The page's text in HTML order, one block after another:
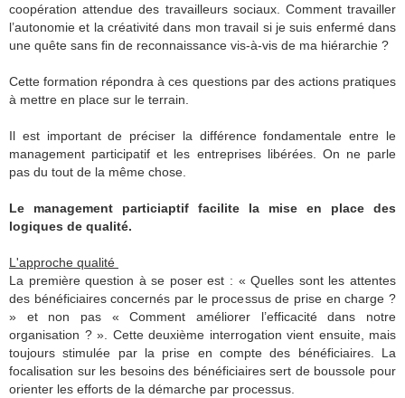
coopération attendue des travailleurs sociaux. Comment travailler
l’autonomie et la créativité dans mon travail si je suis enfermé dans
une quête sans fin de reconnaissance vis-à-vis de ma hiérarchie ?
Cette formation répondra à ces questions par des actions pratiques
à mettre en place sur le terrain.
Il est important de préciser la différence fondamentale entre le
management participatif et les entreprises libérées. On ne parle
pas du tout de la même chose.
Le management particiaptif facilite la mise en place des
logiques de qualité.
L'approche qualité
La première question à se poser est : « Quelles sont les attentes
des bénéficiaires concernés par le processus de prise en charge ?
» et non pas « Comment améliorer l’efficacité dans notre
organisation ? ». Cette deuxième interrogation vient ensuite, mais
toujours stimulée par la prise en compte des bénéficiaires. La
focalisation sur les besoins des bénéficiaires sert de boussole pour
orienter les efforts de la démarche par processus.